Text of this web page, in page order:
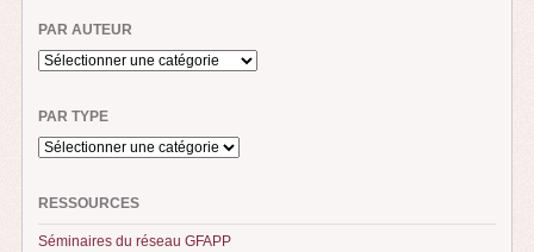
PAR AUTEUR
PAR TYPE
RESSOURCES
Séminaires du réseau GFAPP